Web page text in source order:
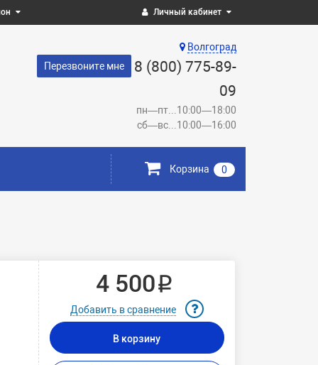
Личный кабинет
Волгоград
Перезвоните мне
8 (800) 775-89-
09
пн—пт...10:00—18:00
сб—вс...10:00—16:00
Корзина 0
4 500 ₽
Добавить в сравнение
В корзину